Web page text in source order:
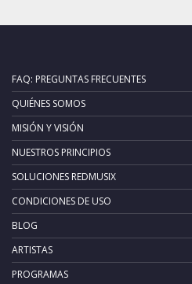
FAQ: PREGUNTAS FRECUENTES
QUIÉNES SOMOS
MISIÓN Y VISIÓN
NUESTROS PRINCIPIOS
SOLUCIONES REDMUSIX
CONDICIONES DE USO
BLOG
ARTISTAS
PROGRAMAS